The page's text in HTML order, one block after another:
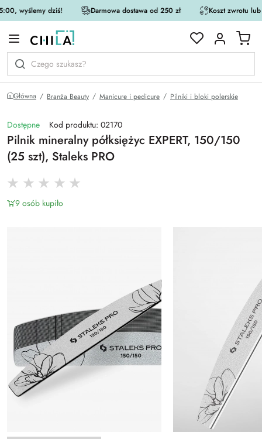
wyślemy dziś! Darmowa dostawa od 250 zł Koszt zwrotu
Główna Branża Beauty Manicure i pedicure Pilniki i bloki polerskie
Dostępne Kod produktu: 02170
Pilnik mineralny półksiężyc EXPERT, 150/150
(25 szt), Staleks PRO
9 osób kupiło